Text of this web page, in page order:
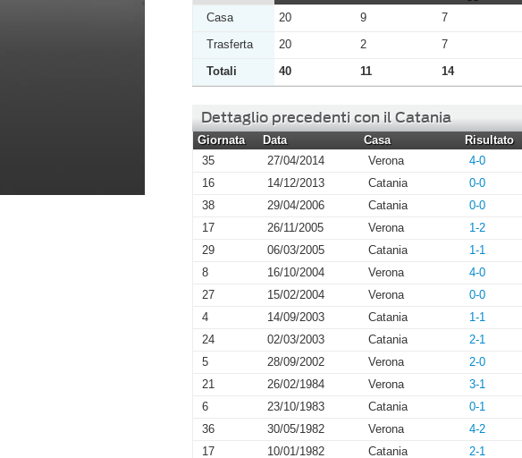
Casa
20 9 7
Trasferta
20 2 7
Totali
40 11 14
Dettaglio precedenti con il Catania
Giornata Data Casa Risultato
35
27/04/2014 Verona 4-0
16
14/12/2013 Catania 0-0
38
29/04/2006 Catania 0-0
17
26/11/2005 Verona 1-2
29
06/03/2005 Catania 1-1
8
16/10/2004 Verona 4-0
27
15/02/2004 Verona 0-0
4
14/09/2003 Catania 1-1
24
02/03/2003 Catania 2-1
5
28/09/2002 Verona 2-0
21
26/02/1984 Verona 3-1
6
23/10/1983 Catania 0-1
36
30/05/1982 Verona 4-2
17
10/01/1982 Catania 2-1